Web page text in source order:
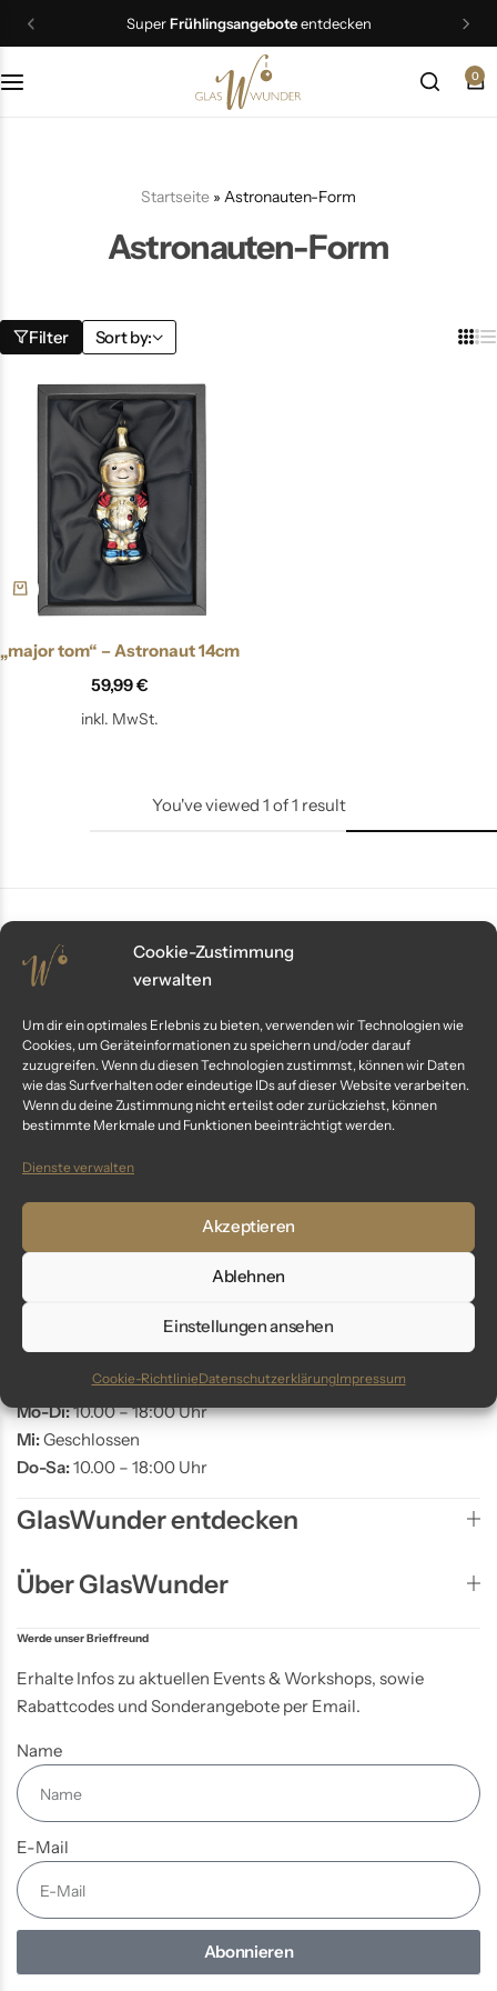
Cookie-Zustimmung
verwalten
Um dir ein optimales Erlebnis zu bieten, verwenden wir Technologien wie
Cookies, um Geräteinformationen zu speichern und/oder darauf
zuzugreifen. Wenn du diesen Technologien zustimmst, können wir Daten
wie das Surfverhalten oder eindeutige IDs auf dieser Website verarbeiten.
Wenn du deine Zustimmung nicht erteilst oder zurückziehst, können
bestimmte Merkmale und Funktionen beeinträchtigt werden.
Dienste verwalten
Akzeptieren
Ablehnen
Einstellungen ansehen
Cookie-RichtlinieDatenschutzerklärungImpressum
SuperFrühlingsangeboteentdecken
0
Startseite » Astronauten-Form
Astronauten-Form
Filter Sort by:
„major tom“ – Astronaut 14cm
59,99€
inkl. MwSt.
You've viewed 1 of1 result
Kundenservice
Fragen? Wir sind für dich da:
Telefon: +49 9561 401 34 90
Email: info@glaswunder.eu
Markt 10
Öffnungszeiten:
Mo-Di:10.00 – 18:00 Uhr
Mi:Geschlossen
Do-Sa:10.00 – 18:00 Uhr
GlasWunder entdecken
Über GlasWunder
Werde unser Brieffreund
Erhalte Infos zu aktuellen Events & Workshops, sowie
Rabattcodes und Sonderangebote per Email.
Name
E-Mail
Abonnieren
Geschenkideen